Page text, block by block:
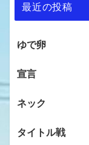
最近の投稿
ゆで卵
宣言
ネック
タイトル戦